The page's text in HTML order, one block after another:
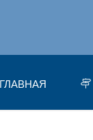
ГЛАВНАЯ